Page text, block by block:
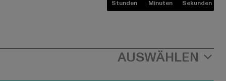
Stunden Minuten Sekunden
AUSWÄHLEN